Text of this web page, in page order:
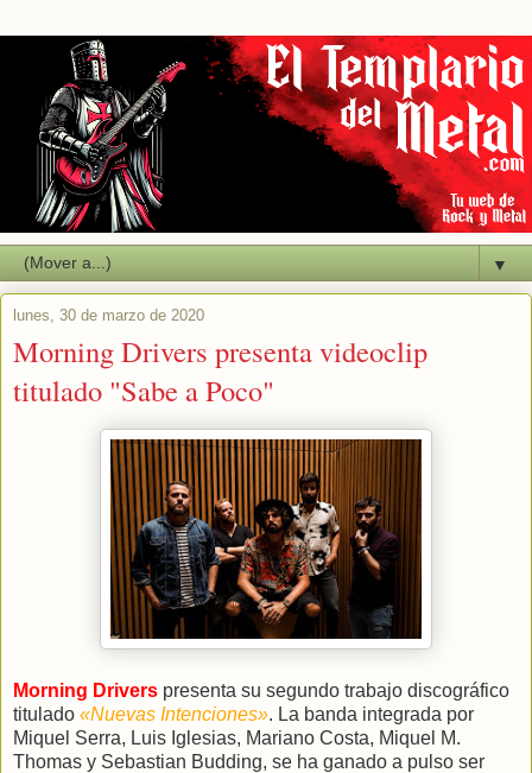
▼
lunes, 30 de marzo de 2020
Morning Drivers presenta videoclip
titulado "Sabe a Poco"
Morning Drivers presenta su segundo trabajo discográfico
titulado «Nuevas Intenciones». La banda integrada por
Miquel Serra, Luis Iglesias, Mariano Costa, Miquel M.
Thomas y Sebastian Budding, se ha ganado a pulso ser